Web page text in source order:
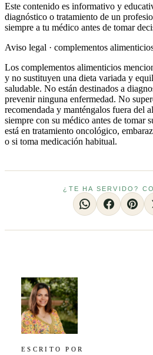
Este contenido es informativo y
diagnóstico o tratamiento de un
siempre a tu médico antes de tomar
Aviso legal · complementos
Los complementos alimenticios
y no sustituyen una dieta variada y
saludable. No están destinados a
prevenir ninguna enfermedad. No
recomendada y manténgalos fuera del
siempre con su médico antes de tomar
está en tratamiento oncológico,
o si toma medicación habitual.
¿TE HA SERVIDO?
ESCRITO POR